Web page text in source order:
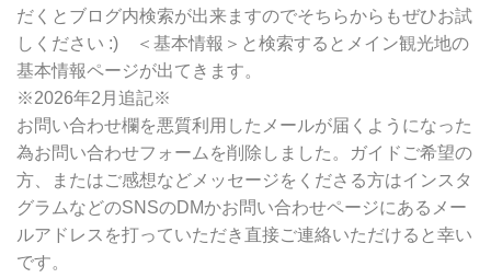
だくとブログ内検索が出来ますのでそちらからもぜひお試
しください :) ＜基本情報＞と検索するとメイン観光地の
基本情報ページが出てきます。
※2026年2月追記※
お問い合わせ欄を悪質利用したメールが届くようになった
為お問い合わせフォームを削除しました。ガイドご希望の
方、またはご感想などメッセージをくださる方はインスタ
グラムなどのSNSのDMかお問い合わせページにあるメー
ルアドレスを打っていただき直接ご連絡いただけると幸い
です。